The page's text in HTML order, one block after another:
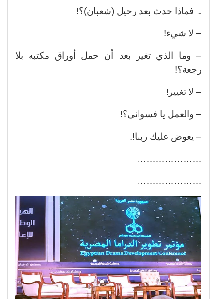
ـ فماذا حدث بعد رحيل (شعبان)؟!
– لا شيء!
– وما الذي تغير بعد أن حمل أوراق مكتبه بلا
رجعة؟!
– لا تغيير!
– والعمل يا فسوانى؟!
– يعوض عليك ربنا!.
…………………
…………………